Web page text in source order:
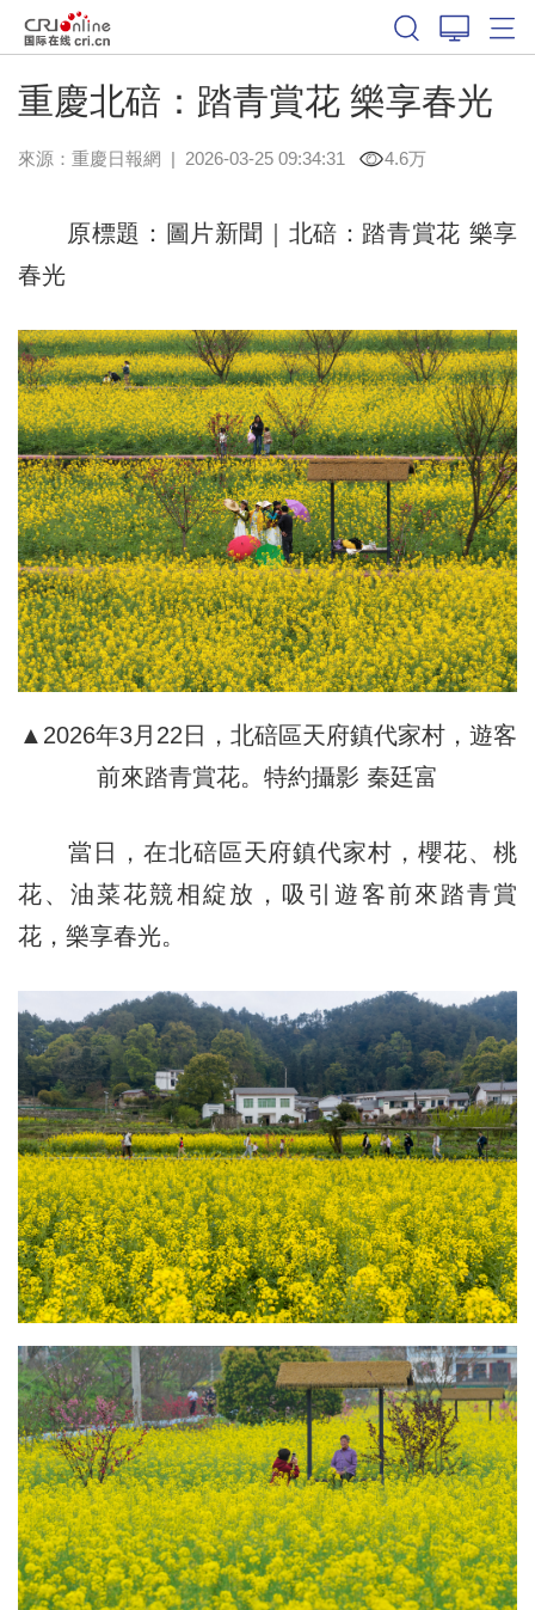
重慶北碚：踏青賞花 樂享春光
來源： 重慶日報網 | 2026-03-25 09:34:31 4.6万
原標題：圖片新聞｜北碚：踏青賞花 樂享
春光
▲2026年3月22日，北碚區天府鎮代家村，遊客
前來踏青賞花。特約攝影 秦廷富
當日，在北碚區天府鎮代家村，櫻花、桃
花、油菜花競相綻放，吸引遊客前來踏青賞
花，樂享春光。